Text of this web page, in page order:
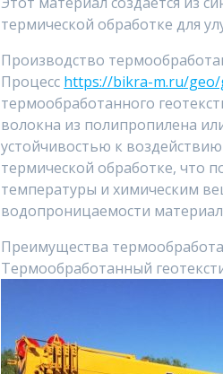
термической обработке для
Производство
Процесс https://bikra-m.ru/
термообработанного
волокна из полипропилена
устойчивостью к
термической обработке, что
температуры и химическим
водопроницаемости
Преимущества
Термообработанный